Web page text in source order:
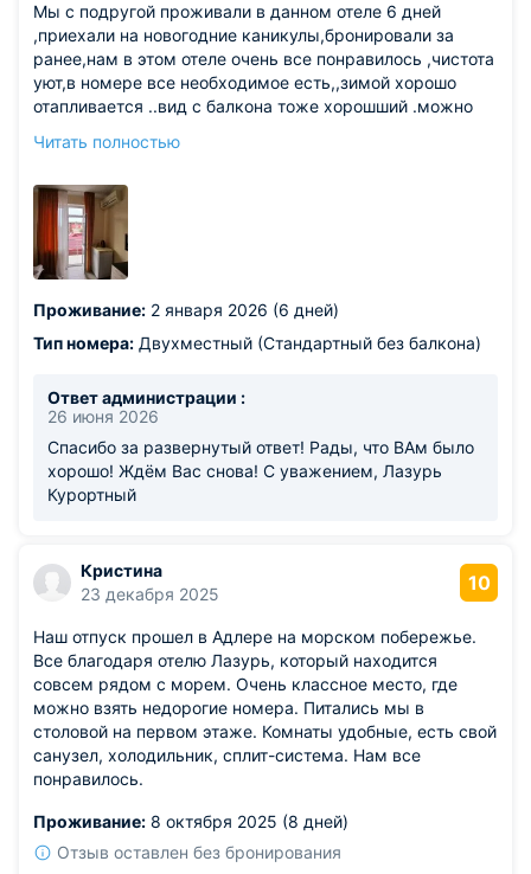
Мы с подругой проживали в данном отеле 6 дней
,приехали на новогодние каникулы,бронировали за
ранее,нам в этом отеле очень все понравилось ,чистота
уют,в номере все необходимое есть,,зимой хорошо
отапливается ..вид с балкона тоже хорошший .можно
много магазинов продуктовых ,рядом улица Ленина
центр Адлера ,хоть в сторону Сочи ..совсем недалеко
.море совсем рядом 300 м .администратор Эдуард
-очень вежливый , на все вопросы ответит или надо
будет решит.рядом столовая ..вежливые повара ,можно
возможно мы сюда еще приедем ..мне лично зимой тут
очень понравилось ,народу поменьше и цены
,мы за ней каждое утро наблюдали .на красоту такую,
мы уехали, , теперь за судьбой хурмы некому следить..
Из недостатков: минусов нет
Читать полностью
Проживание: 2 января 2026 (6 дней)
Тип номера: Двухместный (Стандартный без балкона)
Ответ администрации :
26 июня 2026
Спасибо за развернутый ответ! Рады, что ВАм было
хорошо! Ждём Вас снова! С уважением, Лазурь
Курортный
Кристина
23 декабря 2025
10
Наш отпуск прошел в Адлере на морском побережье.
Все благодаря отелю Лазурь, который находится
совсем рядом с морем. Очень классное место, где
можно взять недорогие номера. Питались мы в
столовой на первом этаже. Комнаты удобные, есть свой
санузел, холодильник, сплит-система. Нам все
понравилось.
Проживание: 8 октября 2025 (8 дней)
Отзыв оставлен без бронирования